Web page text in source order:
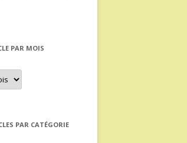
PAR MOIS
PAR CATÉGORIE